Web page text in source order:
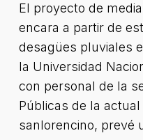
El proyecto de
encara a partir de
desagües pluviales
la Universidad
con personal de la
Públicas de la
sanlorencino, prevé